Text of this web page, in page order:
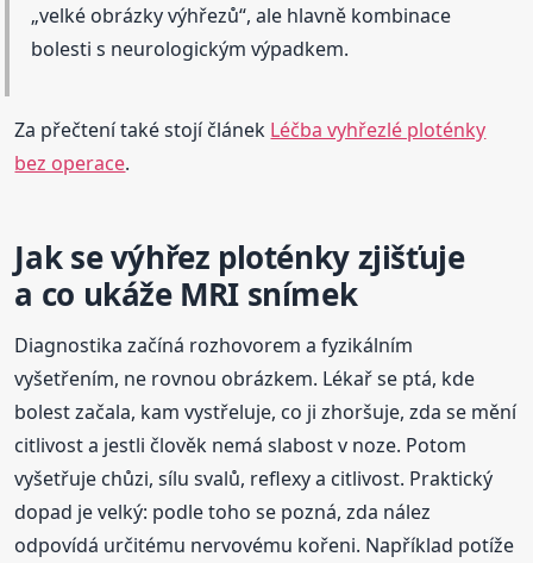
„velké obrázky výhřezů“, ale hlavně kombinace
bolesti s neurologickým výpadkem.
Za přečtení také stojí článek Léčba vyhřezlé ploténky
bez operace.
Jak se výhřez ploténky zjišťuje
a co ukáže MRI snímek
Diagnostika začíná rozhovorem a fyzikálním
vyšetřením, ne rovnou obrázkem. Lékař se ptá, kde
bolest začala, kam vystřeluje, co ji zhoršuje, zda se mění
citlivost a jestli člověk nemá slabost v noze. Potom
vyšetřuje chůzi, sílu svalů, reflexy a citlivost. Praktický
dopad je velký: podle toho se pozná, zda nález
odpovídá určitému nervovému kořeni. Například potíže